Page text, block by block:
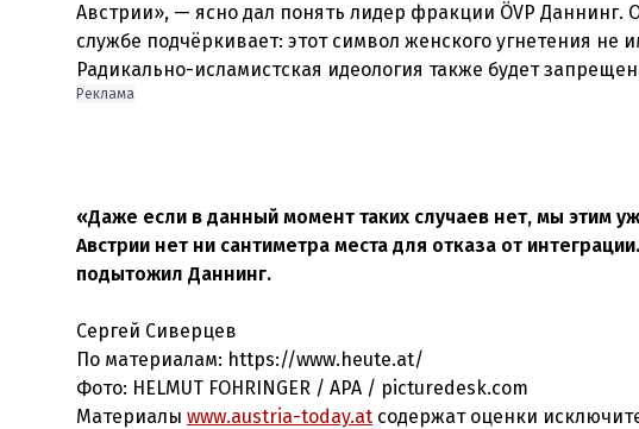
Австрии», — ясно дал понять лидер фракции ÖVP Даннинг.
службе подчёркивает: этот символ женского угнетения не
Радикально-исламистская идеология также будет
Реклама
«Даже если в данный момент таких случаев нет, мы этим
Австрии нет ни сантиметра места для отказа от
подытожил Даннинг.
Сергей Сиверцев
По материалам: https://www.heute.at/
Фото: HELMUT FOHRINGER / APA / picturedesk.com
Материалы www.austria-today.at содержат оценки